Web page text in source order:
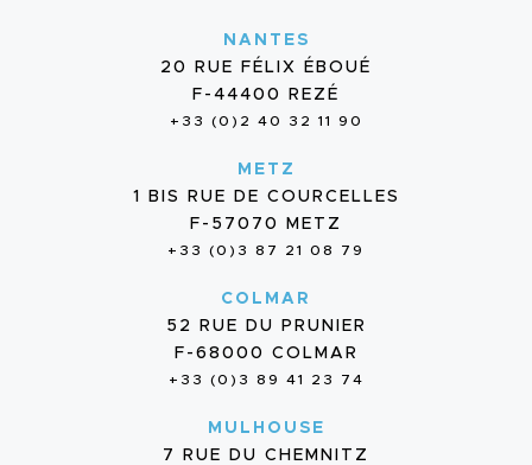
NANTES
20 RUE FÉLIX ÉBOUÉ
F-44400 REZÉ
+33 (0)2 40 32 11 90
METZ
1 BIS RUE DE COURCELLES
F-57070 METZ
+33 (0)3 87 21 08 79
COLMAR
52 RUE DU PRUNIER
F-68000 COLMAR
+33 (0)3 89 41 23 74
MULHOUSE
7 RUE DU CHEMNITZ